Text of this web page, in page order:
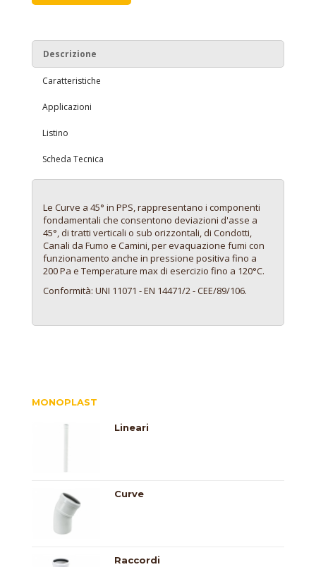
Descrizione
Caratteristiche
Applicazioni
Listino
Scheda Tecnica
Le Curve a 45° in PPS, rappresentano i componenti
fondamentali che consentono deviazioni d'asse a
45°, di tratti verticali o sub orizzontali, di Condotti,
Canali da Fumo e Camini, per evaquazione fumi con
funzionamento anche in pressione positiva fino a
200 Pa e Temperature max di esercizio fino a 120°C.
Conformità: UNI 11071 - EN 14471/2 - CEE/89/106.
MONOPLAST
Lineari
Curve
Raccordi